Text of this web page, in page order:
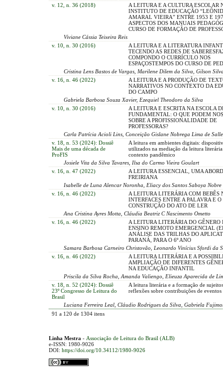
v. 12, n. 36 (2018)
A LEITURA E A CULTURA ESCOLAR
INSTITUTO DE EDUCAÇÃO
AMARAL VIEIRA” ENTRE 1953 E
ASPECTOS DOS MANUAIS
CURSO DE FORMAÇÃO DE
Viviane Cássia Teixeira Reis
v. 10, n. 30 (2016)
A LEITURA E A LITERATURA
TECENDO AS REDES DE
COMPONDO O CURRÍCULO NOS
ESPAÇOSTEMPOS DO CURSO DE
Cristina Lens Bastos de Vargas, Marilene Dilem da Silva, Gilson
v. 16, n. 46 (2022)
A LEITURA E A PRODUÇÃO DE
NARRATIVOS NO CONTEXTO DA
DO CAMPO
Gabriela Barbosa Souza Xavier, Ezequiel Theodoro da Silva
v. 10, n. 30 (2016)
A LEITURA E ESCRITA NA ESCOLA
FUNDAMENTAL: O QUE PODEM
SOBRE A PROFISSIONALIDADE DE
PROFESSORAS?
Carla Patrícia Acioli Lins, Conceição Gislane Nobrega Lima de
v. 18, n. 53 (2024): Dossiê
Mais de uma década de
ProFIS
A leitura em ambientes digitais:
utilizados na mediação da leitura
contexto pandêmico
Josiele Vita da Silva Tavares, Ilsa do Carmo Vieira Goulart
v. 16, n. 47 (2022)
A LEITURA ESSENCIAL, UMA
FREIRIANA
Isabelle de Luna Alencar Noronha, Eliacy dos Santos Saboya Nobre
v. 16, n. 46 (2022)
A LEITURA LITERÁRIA COM BEBÊS
INTERFACES ENTRE A PALAVRA E
CONSTRUÇÃO DO ATO DE LER
Ana Cristina Ayres Motta, Cláudia Beatriz C Nascimento Ometto
v. 16, n. 46 (2022)
A LEITURA LITERÁRIA DO GÊNERO
ENSINO REMOTO EMERGENCIAL
ANÁLISE DAS TRILHAS DO
PARANÁ, PARA O 6º ANO
Samara Barbosa Carneiro Christovão, Leonardo Vinícius Sfordi da
v. 16, n. 46 (2022)
A LEITURA LITERÁRIA E A
AMPLIAÇÃO DE DIFERENTES
NA EDUCAÇÃO INFANTIL
Priscila da Silva Rocha, Amanda Valiengo, Elieuza Aparecida de
v. 18, n. 52 (2024): Dossiê
23º Congresso de Leitura do
Brasil
A leitura literária e a formação de
reflexões sobre contribuições de
Luciana Ferreira Leal, Cláudio Rodrigues da Silva, Gabriela
91 a 120 de 1304 itens
Linha Mestra - Associação de Leitura do Brasil (ALB)
e-ISSN: 1980-9026
DOI: https://doi.org/10.34112/1980-9026